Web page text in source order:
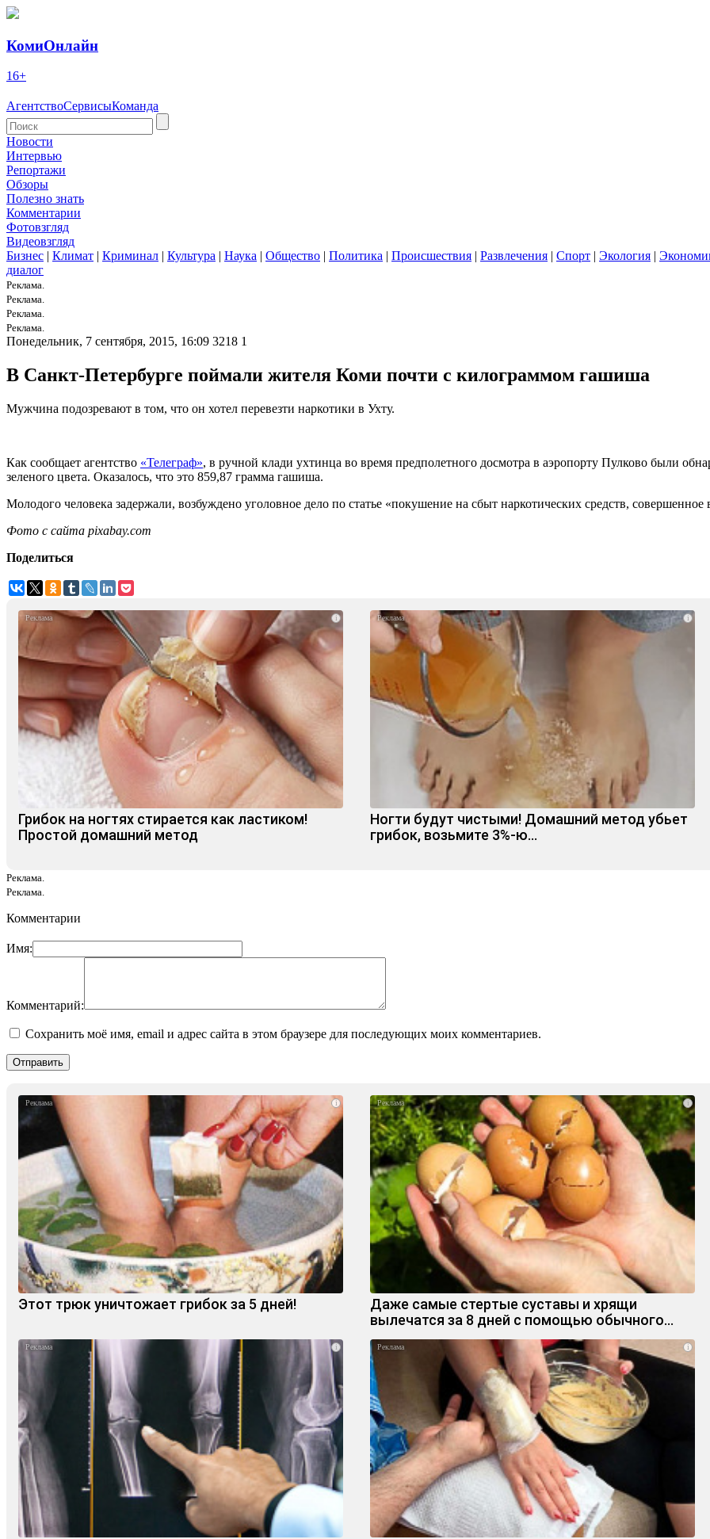
КомиОнлайн
16+
АгентствоСервисыКоманда
Новости
Интервью
Репортажи
Обзоры
Полезно знать
Комментарии
Фотовзгляд
Видеовзгляд
Бизнес | Климат | Криминал | Культура | Наука | Общество | Политика | Происшествия | Развлечения | Спорт | Экология |
диалог
Реклама.
Реклама.
Реклама.
Реклама.
Понедельник, 7 сентября, 2015, 16:09 3218 1
В Санкт-Петербурге поймали жителя Коми почти с килограммом гашиша
Мужчина подозревают в том, что он хотел перевезти наркотики в Ухту.
Как сообщает агентство «Телеграф», в ручной клади ухтинца во время предполетного досмотра в аэропорту Пулково были
зеленого цвета. Оказалось, что это 859,87 грамма гашиша.
Молодого человека задержали, возбуждено уголовное дело по статье «покушение на сбыт наркотических средств, совершенное
Фото с сайта pixabay.com
Поделиться
i
Грибок на ногтях стирается как ластиком!
Простой домашний метод
i
Ногти будут чистыми! Домашний метод убьет
грибок, возьмите 3%-ю…
Реклама.
Реклама.
Комментарии
Имя:
Комментарий:
Сохранить моё имя, email и адрес сайта в этом браузере для последующих моих комментариев.
i
Этот трюк уничтожает грибок за 5 дней!
i
Даже самые стертые суставы и хрящи
вылечатся за 8 дней с помощью обычного…
i i